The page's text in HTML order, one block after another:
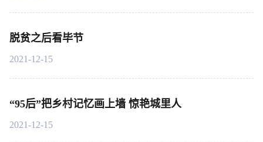
脱贫之后看毕节
2021-12-15
“95后”把乡村记忆画上墙 惊艳城里人
2021-12-15